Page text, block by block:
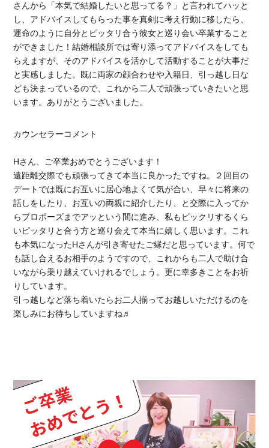
さんから「本気で結婚したいと思ってる？」と言われてハッと
し、アドバイスしてもらった事を真剣に考え行動に移したら、
運命のように自分とピッタリ合う彼女と巡り会い卒業すること
ができました！結婚相談所では寄り添ってアドバイスをしても
らえますが、そのアドバイスを活かして活動することが大事だ
と実感しました。既に両家の顔合わせや入籍日、引っ越し日な
ども決まっているので、これから二人で頑張っていきたいと思
います。ありがとうございました。
カウンセラーコメント
Hさん、ご卒業おめでとうございます！
遠距離交際でも頑張ってきて本当に良かったですね。２回目の
デートでは既にお互いに居心地よくて気が合い、早々に将来の
話しをしたり、お互いの両親に紹介したり、と交際に入ってか
らプロポーズまでアッという間に進み、私もビックリするくら
いピッタリと合う方と巡り会えて本当に嬉しく思います。これ
も本気になったHさんが引き寄せたご縁だと思っています。何で
も話し合えるお相手のようですので、これからも二人で助け合
いながら乗り越えていけれるでしょう。更に幸多きことをお祈
りしています。
引っ越しなど落ち着いたらお二人揃ってお越しいただけるのを
楽しみにお待ちしていますね♬